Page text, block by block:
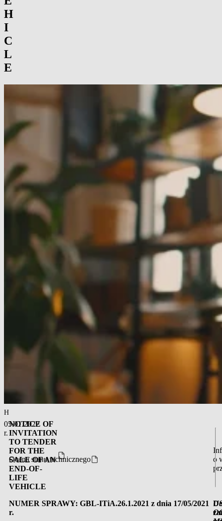
H
I
C
L
E
Homepage
05.01.2022
r.
NOTICE OF
INVITATION
TO TENDER
FOR THE
SALE OF AN
END-OF-
LIFE
VEHICLE
Ocena stanu technicznego
o
NUMER SPRAWY: GBL-ITiA.26.1.2021 z dnia 17/05/2021
r.